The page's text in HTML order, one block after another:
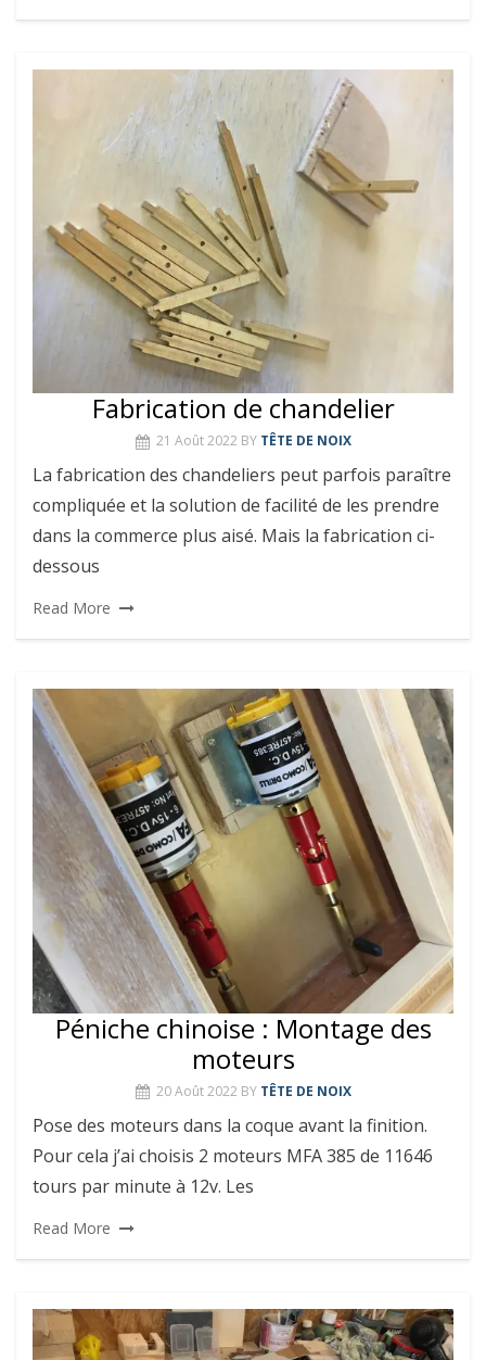
Fabrication de chandelier
21 Août 2022 BY TÊTE DE NOIX
La fabrication des chandeliers peut parfois paraître
compliquée et la solution de facilité de les prendre
dans la commerce plus aisé. Mais la fabrication ci-
dessous
Read More
Péniche chinoise : Montage des
moteurs
20 Août 2022 BY TÊTE DE NOIX
Pose des moteurs dans la coque avant la finition.
Pour cela j’ai choisis 2 moteurs MFA 385 de 11646
tours par minute à 12v. Les
Read More